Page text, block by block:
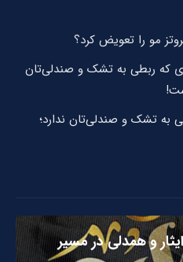
مو را تعویض کرد؟
که ربطی به تشک و صندلی‌تان
به تشک و صندلی‌تان ندارد؛
و همدلی در مسیر